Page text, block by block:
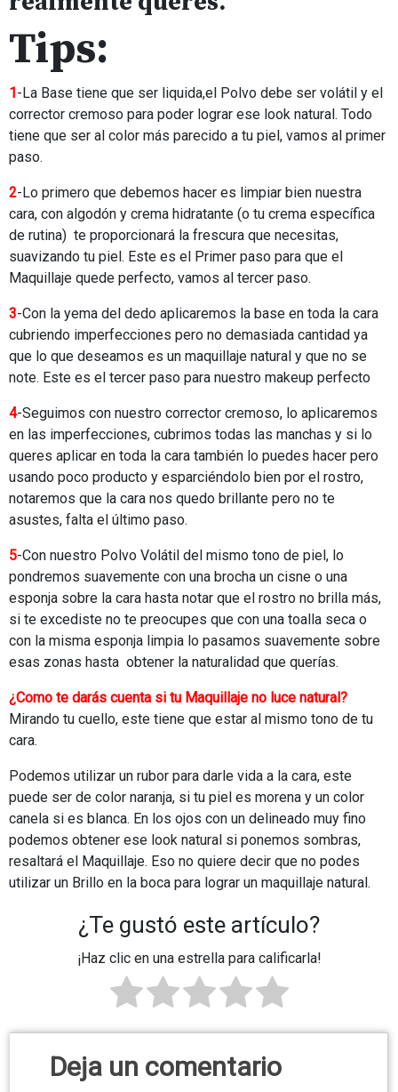
Tips:
1-La Base tiene que ser liquida,el Polvo debe ser volátil y el
corrector cremoso para poder lograr ese look natural. Todo
tiene que ser al color más parecido a tu piel, vamos al primer
paso.
2-Lo primero que debemos hacer es limpiar bien nuestra
cara, con algodón y crema hidratante (o tu crema específica
de rutina) te proporcionará la frescura que necesitas,
suavizando tu piel. Este es el Primer paso para que el
Maquillaje quede perfecto, vamos al tercer paso.
3-Con la yema del dedo aplicaremos la base en toda la cara
cubriendo imperfecciones pero no demasiada cantidad ya
que lo que deseamos es un maquillaje natural y que no se
note. Este es el tercer paso para nuestro makeup perfecto
4-Seguimos con nuestro corrector cremoso, lo aplicaremos
en las imperfecciones, cubrimos todas las manchas y si lo
queres aplicar en toda la cara también lo puedes hacer pero
usando poco producto y esparciéndolo bien por el rostro,
notaremos que la cara nos quedo brillante pero no te
asustes, falta el último paso.
5-Con nuestro Polvo Volátil del mismo tono de piel, lo
pondremos suavemente con una brocha un cisne o una
esponja sobre la cara hasta notar que el rostro no brilla más,
si te excediste no te preocupes que con una toalla seca o
con la misma esponja limpia lo pasamos suavemente sobre
esas zonas hasta obtener la naturalidad que querías.
¿Como te darás cuenta si tu Maquillaje no luce natural?
Mirando tu cuello, este tiene que estar al mismo tono de tu
cara.
Podemos utilizar un rubor para darle vida a la cara, este
puede ser de color naranja, si tu piel es morena y un color
canela si es blanca. En los ojos con un delineado muy fino
podemos obtener ese look natural si ponemos sombras,
resaltará el Maquillaje. Eso no quiere decir que no podes
utilizar un Brillo en la boca para lograr un maquillaje natural.
¿Te gustó este artículo?
¡Haz clic en una estrella para calificarla!
Deja un comentario